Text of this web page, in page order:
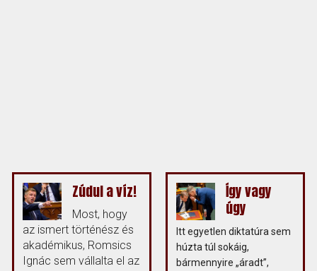
Zúdul a víz!
Most, hogy
az ismert történész és
akadémikus, Romsics
Ignác sem vállalta el az
Így vagy
úgy
Itt egyetlen diktatúra sem
húzta túl sokáig,
bármennyire „áradt”,